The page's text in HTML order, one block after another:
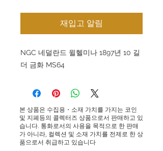
재입고 알림
NGC 네덜란드 윌헬미나 1897년 10 길
더 금화 MS64
본 상품은 수집용・소재 가치를 가지는 코인
및 지폐등의 콜렉터즈 상품으로서 판매하고 있
습니다. 통화로서의 사용을 목적으로 한 판매
가 아니라, 컬렉션 및 소재 가치를 전제로 한 상
품으로서 취급하고 있습니다